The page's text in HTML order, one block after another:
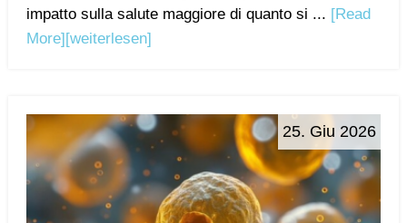
impatto sulla salute maggiore di quanto si ... [Read
More] [weiterlesen]
25. Giu 2026